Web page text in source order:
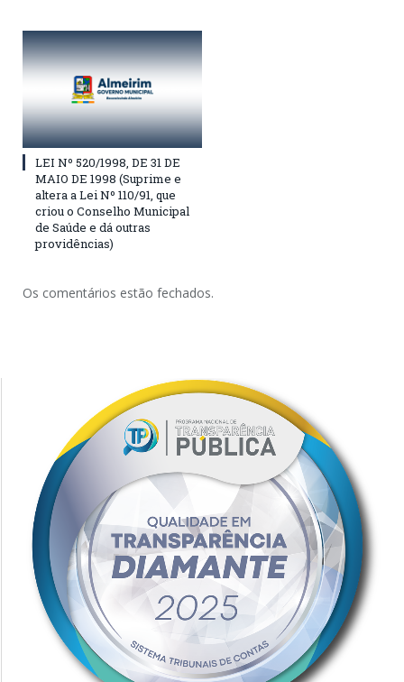
LEI Nº 520/1998, DE 31 DE
MAIO DE 1998 (Suprime e
altera a Lei Nº 110/91, que
criou o Conselho Municipal
de Saúde e dá outras
providências)
Os comentários estão fechados.